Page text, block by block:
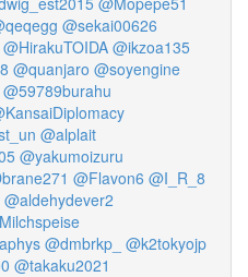
@sekai00626
@HirakuTOIDA @ikzoa135
@quanjaro @soyengine
@59789burahu
@alplait
@yakumoizuru
@Flavon6 @I_R_8
@aldehydever2
@dmbrkp_ @k2tokyojp
@takaku2021